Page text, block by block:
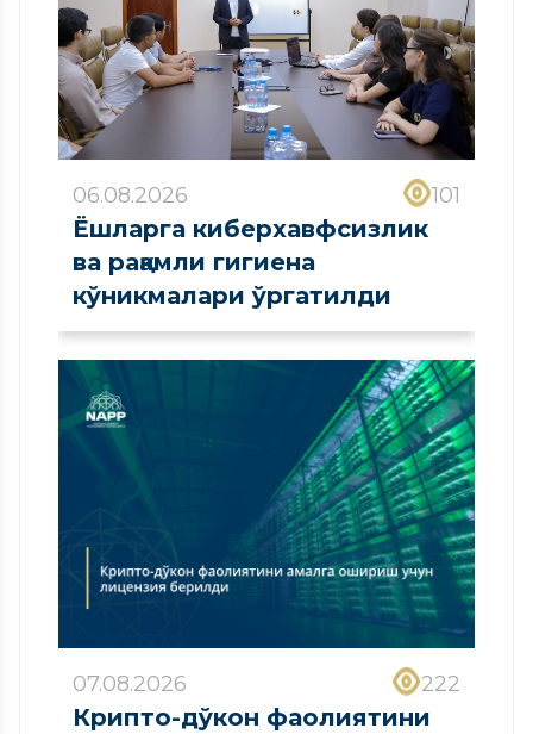
06.08.2026 101
Ёшларга киберхавфсизлик
ва рақамли гигиена
кўникмалари ўргатилди
07.08.2026 222
Крипто-дўкон фаолиятини